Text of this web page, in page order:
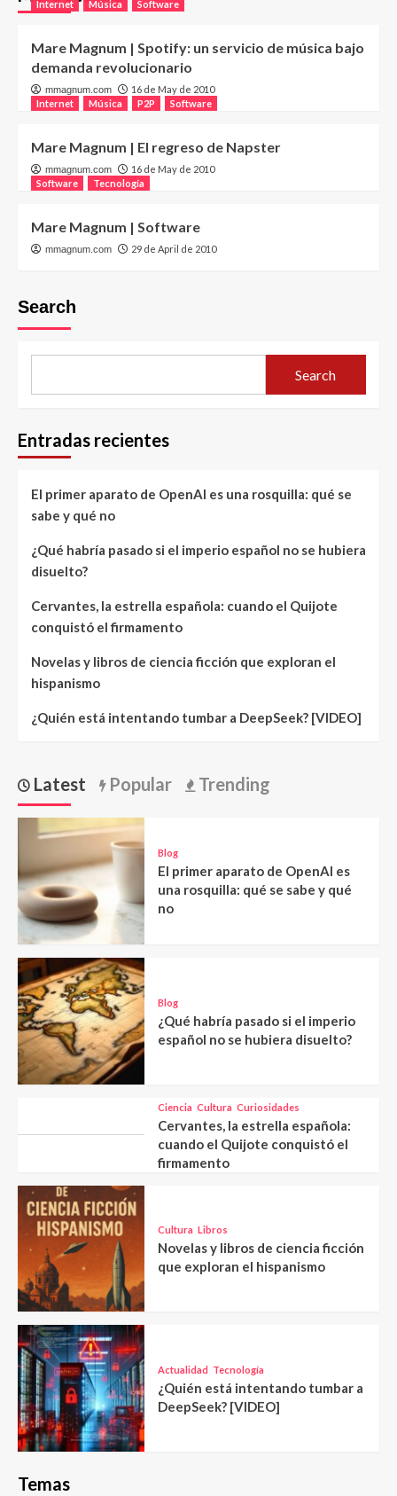
Internet Música Software
Mare Magnum | Spotify: un servicio de música bajo
demanda revolucionario
mmagnum.com
16 de May de 2010
Internet
Música P2P Software
Mare Magnum | El regreso de Napster
mmagnum.com
16 de May de 2010
Software
Tecnología
Mare Magnum | Software
mmagnum.com 29 de April de 2010
Search
Search
Entradas recientes
El primer aparato de OpenAI es una rosquilla: qué se
sabe y qué no
¿Qué habría pasado si el imperio español no se hubiera
disuelto?
Cervantes, la estrella española: cuando el Quijote
conquistó el firmamento
Novelas y libros de ciencia ficción que exploran el
hispanismo
¿Quién está intentando tumbar a DeepSeek? [VIDEO]
Latest Popular Trending
Blog
El primer aparato de OpenAI es
una rosquilla: qué se sabe y qué
no
Blog
¿Qué habría pasado si el imperio
español no se hubiera disuelto?
Ciencia Cultura Curiosidades
Cervantes, la estrella española:
cuando el Quijote conquistó el
firmamento
Cultura Libros
Novelas y libros de ciencia ficción
que exploran el hispanismo
Actualidad Tecnología
¿Quién está intentando tumbar a
DeepSeek? [VIDEO]
Temas